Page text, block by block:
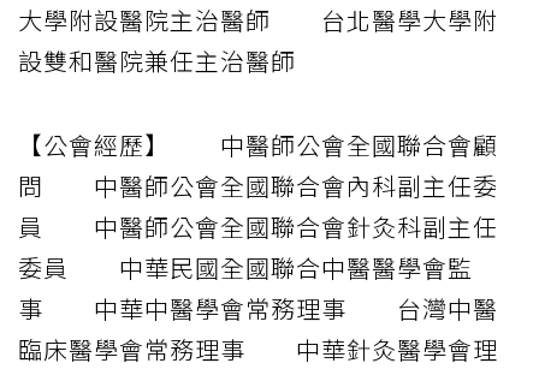
大學附設醫院主治醫師 台北醫學大學附
設雙和醫院兼任主治醫師
【公會經歷】 中醫師公會全國聯合會顧
問 中醫師公會全國聯合會內科副主任委
員 中醫師公會全國聯合會針灸科副主任
委員 中華民國全國聯合中醫醫學會監
事 中華中醫學會常務理事 台灣中醫
臨床醫學會常務理事 中華針灸醫學會理